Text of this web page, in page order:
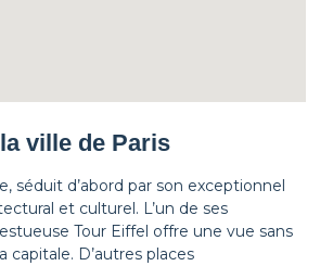
ville de Paris
séduit d’abord par son exceptionnel
et culturel. L’un de ses
Tour Eiffel offre une vue sans
capitale. D’autres places